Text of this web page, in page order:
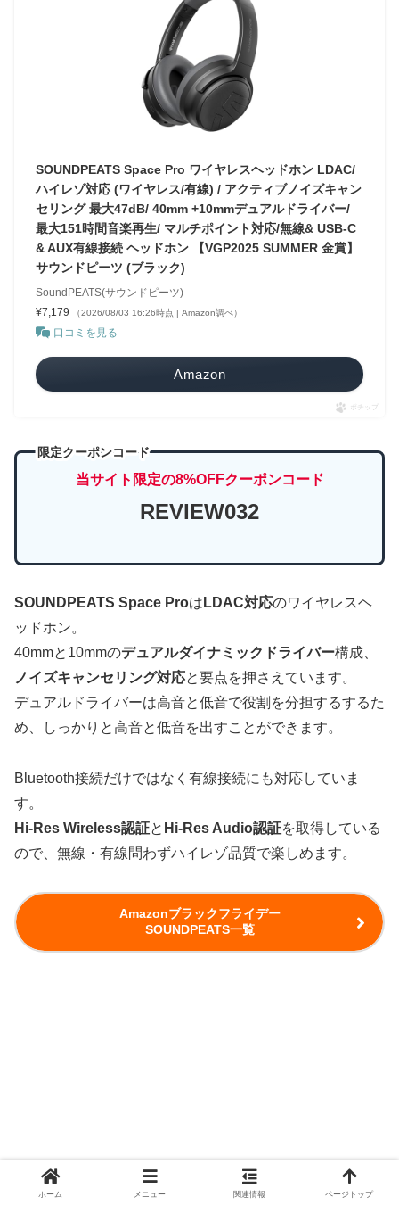
SOUNDPEATS Space Pro ワイヤレスヘッドホン LDAC/
ハイレゾ対応 (ワイヤレス/有線) / アクティブノイズキャン
セリング 最大47dB/ 40mm +10mmデュアルドライバー/
最大151時間音楽再生/ マルチポイント対応/無線& USB-C
& AUX有線接続 ヘッドホン 【VGP2025 SUMMER 金賞】
サウンドピーツ (ブラック)
SoundPEATS(サウンドピーツ)
¥7,179
（2026/08/03 16:26時点 | Amazon調べ）
口コミを見る
Amazon
ポチップ
限定クーポンコード
当サイト限定の8%OFFクーポンコード
REVIEW032
SOUNDPEATS Space Proは LDAC対応のワイヤレスヘ
ッドホン。
40mmと10mmのデュアルダイナミックドライバー構成、
ノイズキャンセリング対応と要点を押さえています。
デュアルドライバーは高音と低音で役割を分担するするた
め、しっかりと高音と低音を出すことができます。
Bluetooth接続だけではなく有線接続にも対応していま
す。
Hi-Res Wireless認証と Hi-Res Audio認証を取得している
ので、無線・有線問わずハイレゾ品質で楽しめます。
Amazonブラックフライデー
SOUNDPEATS一覧
ホーム メニュー 関連情報 ページトップ